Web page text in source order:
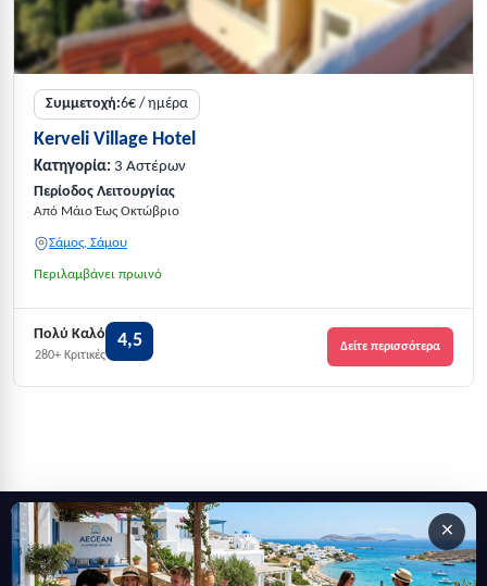
Συμμετοχή:6€ / ημέρα
Kerveli Village Hotel
Κατηγορία: 3 Αστέρων
Περίοδος Λειτουργίας
Από Μάιο Έως Οκτώβριο
Σάμος, Σάμου
Περιλαμβάνει πρωινό
Πολύ Καλό
280+ Κριτικές
4,5 Δείτε περισσότερα
×
Εγγραφείτε στο newsletter μας